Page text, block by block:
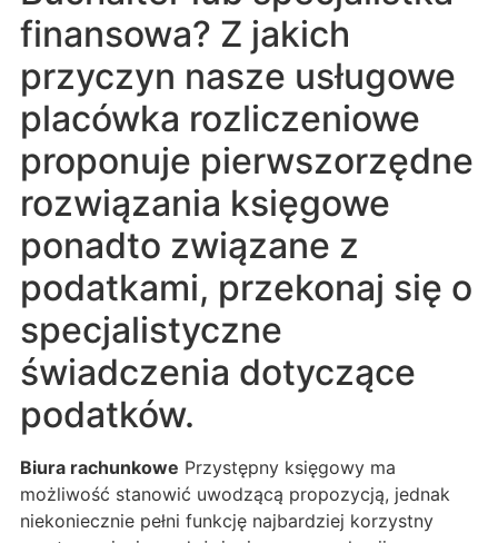
finansowa? Z jakich
przyczyn nasze usługowe
placówka rozliczeniowe
proponuje pierwszorzędne
rozwiązania księgowe
ponadto związane z
podatkami, przekonaj się o
specjalistyczne
świadczenia dotyczące
podatków.
Biura rachunkowe Przystępny księgowy ma
możliwość stanowić uwodzącą propozycją, jednak
niekoniecznie pełni funkcję najbardziej korzystny